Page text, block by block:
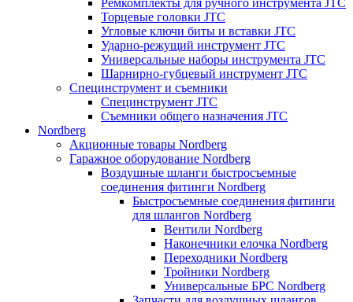
Торцевые головки JTC
Угловые ключи биты и вставки JTC
Ударно-режущий инструмент JTC
Универсальные наборы инструмента JTC
Шарнирно-губцевый инструмент JTC
Специнструмент и съемники
Специнструмент JTC
Съемники общего назначения JTC
Nordberg
Акционные товары Nordberg
Гаражное оборудование Nordberg
Воздушные шланги быстросъемные
соединения фитинги Nordberg
Быстросъемные соединения фитинги
для шлангов Nordberg
Вентили Nordberg
Наконечники елочка Nordberg
Переходники Nordberg
Тройники Nordberg
Универсальные БРС Nordberg